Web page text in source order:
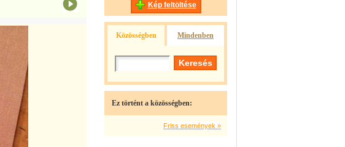
Kép feltöltése
Közösségben Mindenben
Ez történt a közösségben:
Friss események »